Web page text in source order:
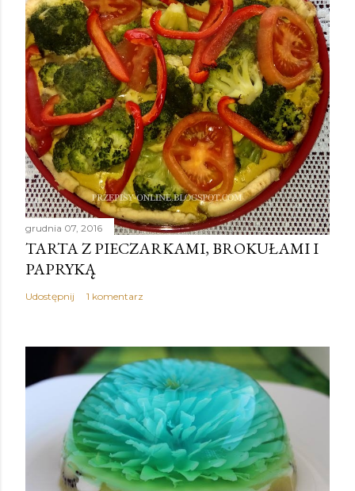
grudnia 07, 2016
TARTA Z PIECZARKAMI, BROKUŁAMI I
PAPRYKĄ
Udostępnij 1 komentarz